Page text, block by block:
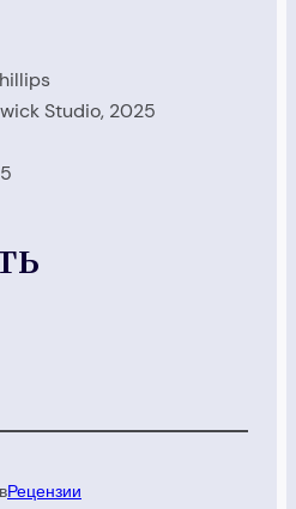
Studio, 2025
вРецензии